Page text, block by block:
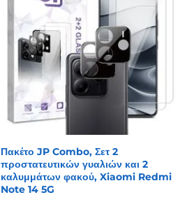
Πακέτο JP Combo, Σετ 2
προστατευτικών γυαλιών και 2
καλυμμάτων φακού, Xiaomi Redmi
Note 14 5G